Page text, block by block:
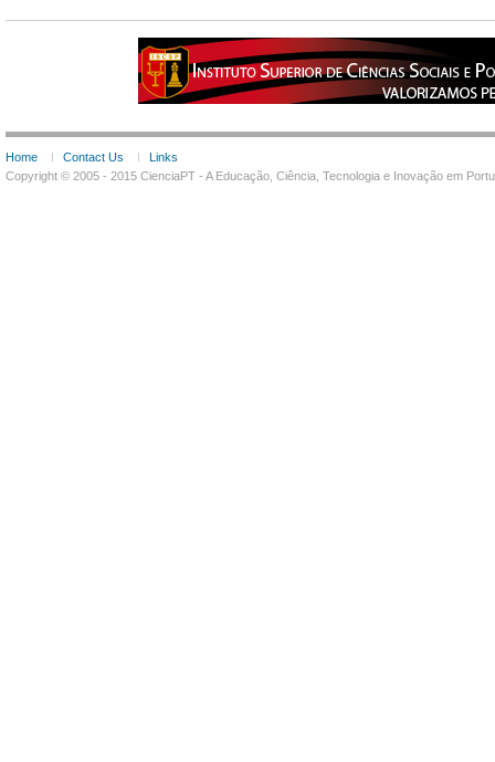
Home Contact Us
Links
Copyright © 2005 - 2015 CienciaPT - A Educação, Ciência, Tecnologia e Inovação em